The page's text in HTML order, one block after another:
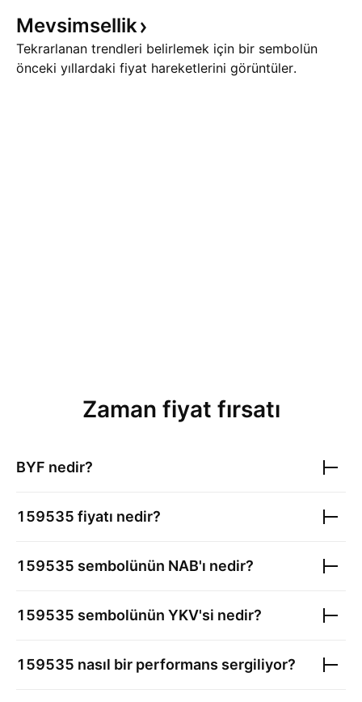
Mevsimsellik
Tekrarlanan trendleri belirlemek için bir sembolün
önceki yıllardaki fiyat hareketlerini görüntüler.
Zaman fiyat fırsatı
BYF nedir?
159535 fiyatı nedir?
159535 sembolünün NAB'ı nedir?
159535 sembolünün YKV'si nedir?
159535 nasıl bir performans sergiliyor?